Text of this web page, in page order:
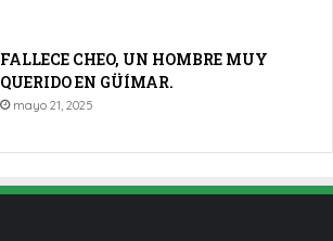
FALLECE CHEO, UN HOMBRE MUY
QUERIDO EN GÜÍMAR.
mayo 21, 2025